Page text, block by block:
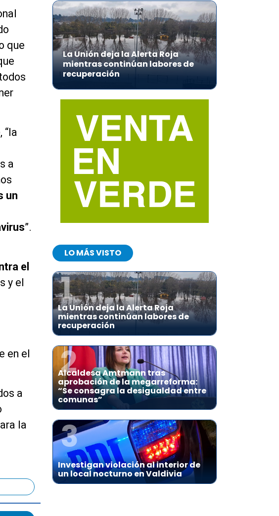
que
“la
a
un
”.
el
y el
en el
a
la
La Unión deja la Alerta Roja
mientras continúan labores de
recuperación
LO MÁS VISTO
1
La Unión deja la Alerta Roja
mientras continúan labores de
recuperación
2
Alcaldesa Amtmann tras
aprobación de la megarreforma:
“Se consagra la desigualdad entre
comunas”
3
Investigan violación al interior de
un local nocturno en Valdivia